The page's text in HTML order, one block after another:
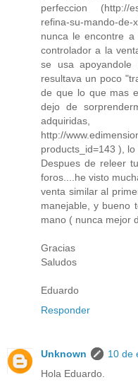
perfeccion (http://
refina-su-mando-
nunca le encontre
controlador a la
se usa
resultava un poco
de que lo que mas
dejo de
http://
products_id=143 ),
Despues de releer
foros....he visto
venta similar al
manejable, y bueno
mano ( nunca mejor
Gracias
Saludos
Eduardo
Responder
Unknown
10 de
Hola Eduardo.